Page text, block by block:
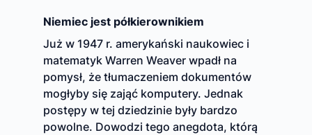
Niemiec jest półkierownikiem
Już w 1947 r. amerykański naukowiec i
matematyk Warren Weaver wpadł na
pomysł, że tłumaczeniem dokumentów
mogłyby się zająć komputery. Jednak
postępy w tej dziedzinie były bardzo
powolne. Dowodzi tego anegdota, którą